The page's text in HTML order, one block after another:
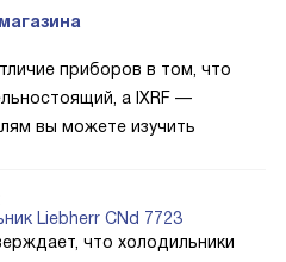
приборов в том, что
а IXRF —
вы можете изучить
Liebherr CNd 7723
что холодильники